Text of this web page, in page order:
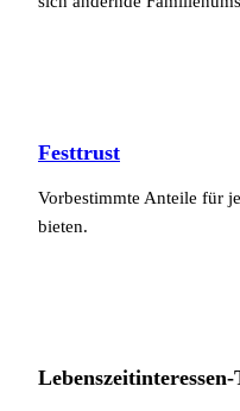
Festtrust
Vorbestimmte Anteile für
bieten.